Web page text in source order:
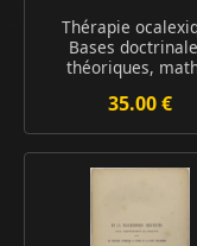
Thérapie
Bases
théoriques,
35.00 €